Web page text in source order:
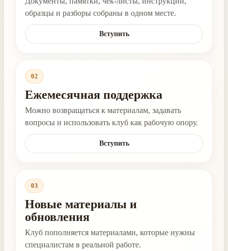
образцы и разборы собраны в одном месте.
Вступить
02
Ежемесячная поддержка
Можно возвращаться к материалам, задавать
вопросы и использовать клуб как рабочую опору.
Вступить
03
Новые материалы и
обновления
Клуб пополняется материалами, которые нужны
специалистам в реальной работе.